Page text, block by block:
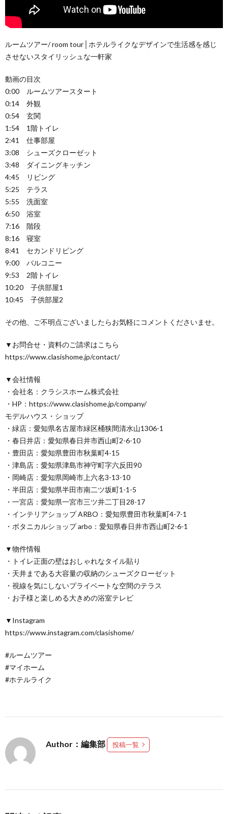
ルームツアー/ room tour│ホテルライクなデザインで生活感を感じ
させないスタイリッシュな一軒家
動画の目次
0:00 ルームツアースタート
0:14 外観
0:54 玄関
1:54 1階トイレ
2:41 仕事部屋
3:08 シューズクローゼット
3:48 ダイニングキッチン
4:45 リビング
5:25 テラス
5:55 洗面室
6:50 浴室
7:16 階段
8:16 寝室
8:41 セカンドリビング
9:00 バルコニー
9:53 2階トイレ
10:20 子供部屋1
10:45 子供部屋2
その他、ご不明点ございましたらお気軽にコメントくださいませ。
▼お問合せ・資料のご請求はこちら
https://www.clasishome.jp/contact/
▼会社情報
・会社名：クラシスホーム株式会社
・HP：https://www.clasishome.jp/company/
モデルハウス・ショップ
・緑店：愛知県名古屋市緑区桶狭間清水山1306-1
・春日井店：愛知県春日井市西山町2-6-10
・豊田店：愛知県豊田市秋葉町4-15
・津島店：愛知県津島市神守町字六反田90
・岡崎店：愛知県岡崎市上六名3-13-10
・半田店：愛知県半田市南二ツ坂町1-1-5
・一宮店：愛知県一宮市三ツ井二丁目28-17
・インテリアショップ ARBO：愛知県豊田市秋葉町4-7-1
・ボタニカルショップ arbo：愛知県春日井市西山町2-6-1
▼物件情報
・トイレ正面の壁はおしゃれなタイル貼り
・天井まである大容量の収納のシューズクローゼット
・視線を気にしないプライベートな空間のテラス
・お子様と楽しめる大きめの浴室テレビ
▼Instagram
https://www.instagram.com/clasishome/
#ルームツアー
#マイホーム
#ホテルライク
Author：編集部 投稿一覧